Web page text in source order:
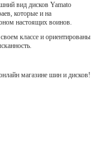
вид дисков Yamato
которые и на
настоящих воинов.
классе и ориентированы
магазине шин и дисков!